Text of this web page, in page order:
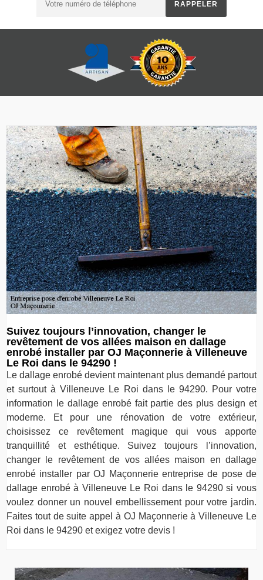
Suivez toujours l’innovation, changer le
revêtement de vos allées maison en dallage
enrobé installer par OJ Maçonnerie à Villeneuve
Le Roi dans le 94290 !
Le dallage enrobé devient maintenant plus demandé partout
et surtout à Villeneuve Le Roi dans le 94290. Pour votre
information le dallage enrobé fait partie des plus design et
moderne. Et pour une rénovation de votre extérieur,
choisissez ce revêtement magique qui vous apporte
tranquillité et esthétique. Suivez toujours l’innovation,
changer le revêtement de vos allées maison en dallage
enrobé installer par OJ Maçonnerie entreprise de pose de
dallage enrobé à Villeneuve Le Roi dans le 94290 si vous
voulez donner un nouvel embellissement pour votre jardin.
Faites tout de suite appel à OJ Maçonnerie à Villeneuve Le
Roi dans le 94290 et exigez votre devis !